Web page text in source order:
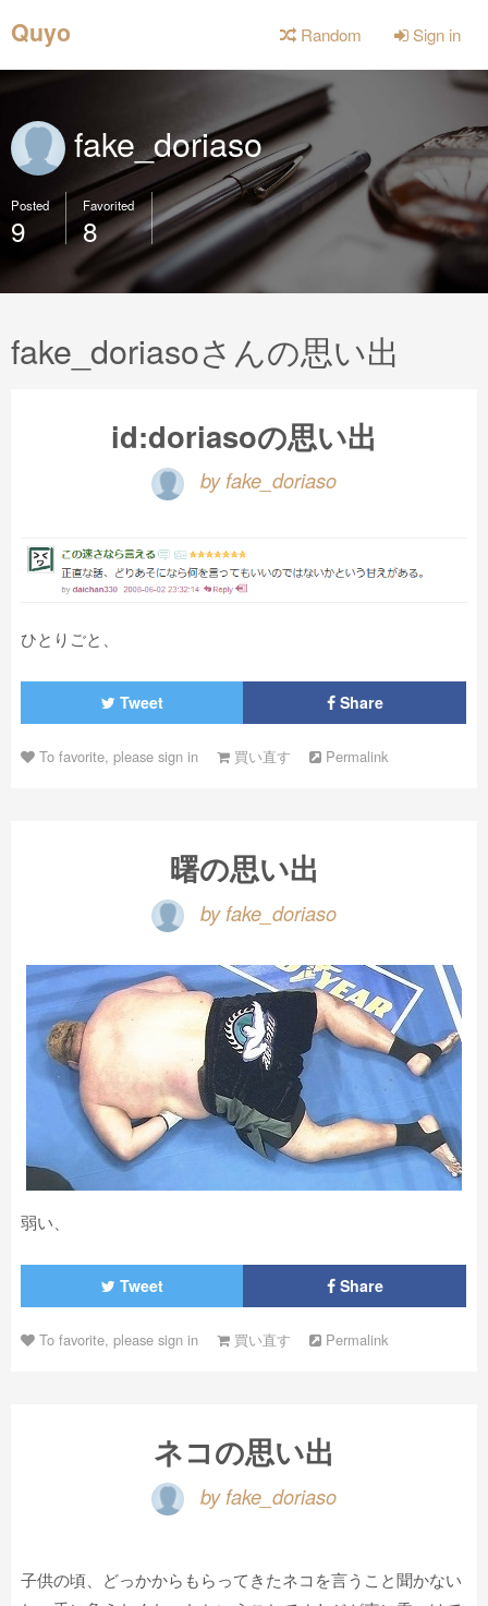
Quyo Random Sign in
fake_doriaso
Posted
9
Favorited
8
fake_doriasoさんの思い出
id:doriasoの思い出
by fake_doriaso
ひとりごと、
Tweet Share
To favorite, please sign in 買い直す Permalink
曙の思い出
by fake_doriaso
弱い、
Tweet Share
To favorite, please sign in 買い直す Permalink
ネコの思い出
by fake_doriaso
子供の頃、どっかからもらってきたネコを言うこと聞かない